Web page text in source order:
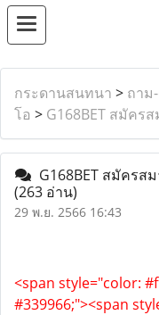
กระดานสนทนา > ถาม
โอ > G168BET สมัคร
G168BET สมัครส
(263 อ่าน)
29 พ.ย. 2566 16:43
<span style="color:
#339966;"><span